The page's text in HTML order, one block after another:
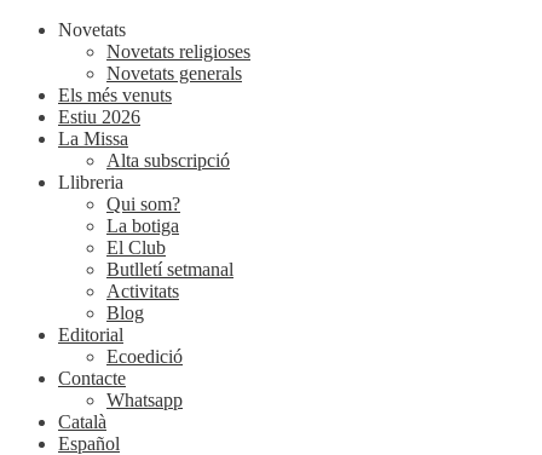
Novetats
Novetats religioses
Novetats generals
Els més venuts
Estiu 2026
La Missa
Alta subscripció
Llibreria
Qui som?
La botiga
El Club
Butlletí setmanal
Activitats
Blog
Editorial
Ecoedició
Contacte
Whatsapp
Català
Español